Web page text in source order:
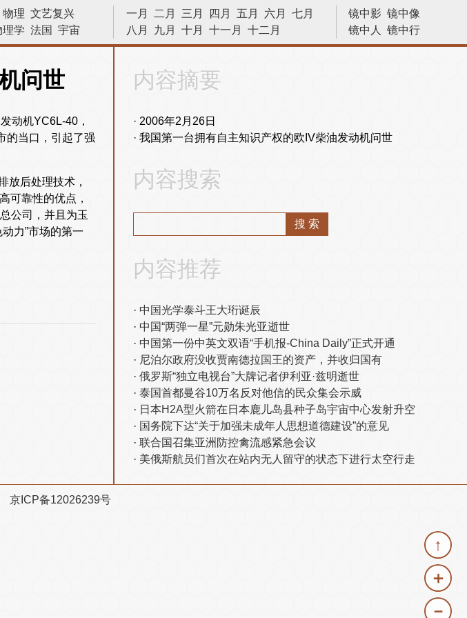
镜中影 镜中像
镜中人
镜中行
历史今天
一月 二月 三月 四月 五月 六月
七月
八月
九月 十月 十一月 十二月
物理 文艺复兴
理学 法国
宇宙
弹 发明 越战
科学家 数学 艺术
问世
动机YC6L-40，
的当口，引起了强
放后处理技术，
可靠性的优点，
公司，并且为玉
力”市场的第一
内容摘要
2006年2月26日
我国第一台拥有自主知识产权的欧IV柴油发动机问世
内容搜索
内容推荐
中国光学泰斗王大珩诞辰
中国“两弹一星”元勋朱光亚逝世
中国第一份中英文双语“手机报-China Daily”正式开通
尼泊尔政府没收贾南德拉国王的资产，并收归国有
俄罗斯“独立电视台”大牌记者伊利亚·兹明逝世
泰国首都曼谷10万名反对他信的民众集会示威
日本H2A型火箭在日本鹿儿岛县种子岛宇宙中心发射升空
国务院下达“关于加强未成年人思想道德建设”的意见
联合国召集亚洲防控禽流感紧急会议
美俄斯航员们首次在站内无人留守的状态下进行太空行走
↑
＋
－
京ICP备12026239号